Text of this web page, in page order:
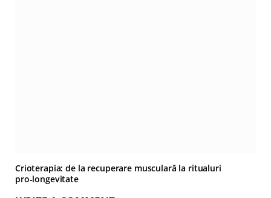
Crioterapia: de la recuperare musculară la ritualuri
pro‑longevitate